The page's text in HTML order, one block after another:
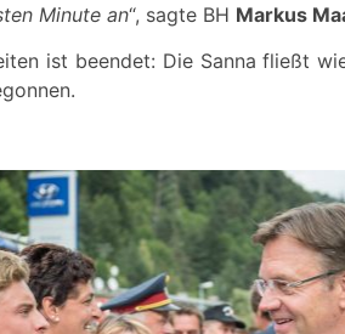
Minute an“, sagte BH Markus
ist beendet: Die Sanna fließt